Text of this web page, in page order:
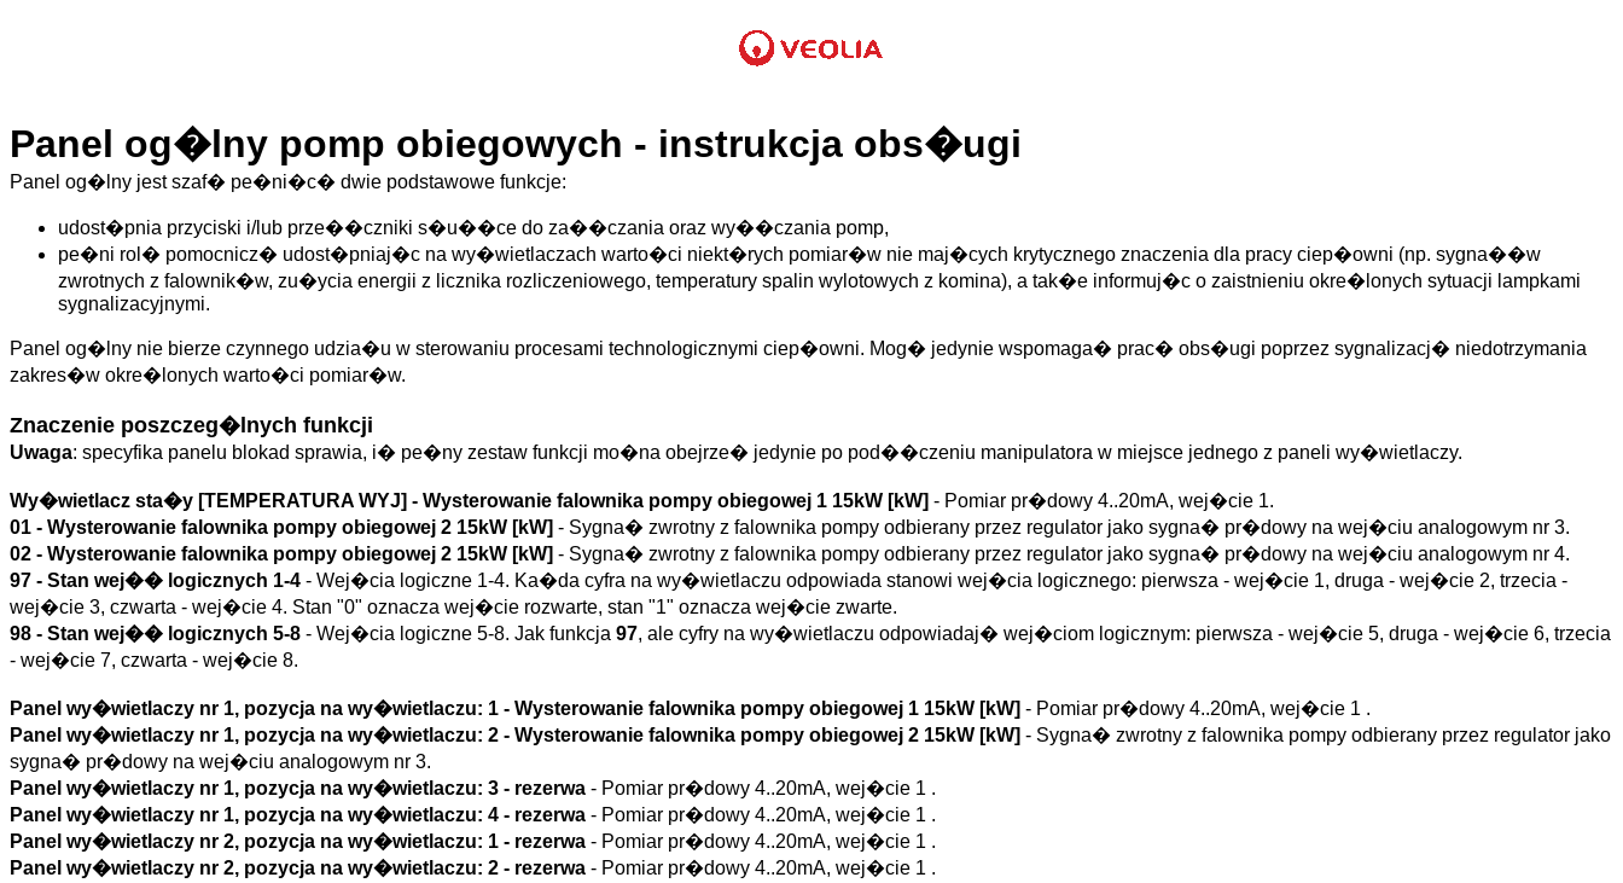
Panel og�lny pomp obiegowych - instrukcja obs�ugi
Panel og�lny jest szaf� pe�ni�c� dwie podstawowe funkcje:
udost�pnia przyciski i/lub prze��czniki s�u��ce do za��czania oraz wy��czania pomp,
pe�ni rol� pomocnicz� udost�pniaj�c na wy�wietlaczach warto�ci niekt�rych pomiar�w nie maj�cych krytycznego znaczenia dla pracy ciep�owni (np. sygna��w
zwrotnych z falownik�w, zu�ycia energii z licznika rozliczeniowego, temperatury spalin wylotowych z komina), a tak�e informuj�c o zaistnieniu okre�lonych sytuacji lampkami
sygnalizacyjnymi.
Panel og�lny nie bierze czynnego udzia�u w sterowaniu procesami technologicznymi ciep�owni. Mog� jedynie wspomaga� prac� obs�ugi poprzez sygnalizacj� niedotrzymania
zakres�w okre�lonych warto�ci pomiar�w.
Znaczenie poszczeg�lnych funkcji
Uwaga: specyfika panelu blokad sprawia, i� pe�ny zestaw funkcji mo�na obejrze� jedynie po pod��czeniu manipulatora w miejsce jednego z paneli wy�wietlaczy.
Wy�wietlacz sta�y [TEMPERATURA WYJ] - Wysterowanie falownika pompy obiegowej 1 15kW [kW] - Pomiar pr�dowy 4..20mA, wej�cie 1.
01 - Wysterowanie falownika pompy obiegowej 2 15kW [kW] - Sygna� zwrotny z falownika pompy odbierany przez regulator jako sygna� pr�dowy na wej�ciu analogowym nr 3.
02 - Wysterowanie falownika pompy obiegowej 2 15kW [kW] - Sygna� zwrotny z falownika pompy odbierany przez regulator jako sygna� pr�dowy na wej�ciu analogowym nr 4.
97 - Stan wej�� logicznych 1-4 - Wej�cia logiczne 1-4. Ka�da cyfra na wy�wietlaczu odpowiada stanowi wej�cia logicznego: pierwsza - wej�cie 1, druga - wej�cie 2, trzecia -
wej�cie 3, czwarta - wej�cie 4. Stan "0" oznacza wej�cie rozwarte, stan "1" oznacza wej�cie zwarte.
98 - Stan wej�� logicznych 5-8 - Wej�cia logiczne 5-8. Jak funkcja 97, ale cyfry na wy�wietlaczu odpowiadaj� wej�ciom logicznym: pierwsza - wej�cie 5, druga - wej�cie 6, trzecia
- wej�cie 7, czwarta - wej�cie 8.
Panel wy�wietlaczy nr 1, pozycja na wy�wietlaczu: 1 - Wysterowanie falownika pompy obiegowej 1 15kW [kW] - Pomiar pr�dowy 4..20mA, wej�cie 1 .
Panel wy�wietlaczy nr 1, pozycja na wy�wietlaczu: 2 - Wysterowanie falownika pompy obiegowej 2 15kW [kW] - Sygna� zwrotny z falownika pompy odbierany przez regulator jako
sygna� pr�dowy na wej�ciu analogowym nr 3.
Panel wy�wietlaczy nr 1, pozycja na wy�wietlaczu: 3 - rezerwa - Pomiar pr�dowy 4..20mA, wej�cie 1 .
Panel wy�wietlaczy nr 1, pozycja na wy�wietlaczu: 4 - rezerwa - Pomiar pr�dowy 4..20mA, wej�cie 1 .
Panel wy�wietlaczy nr 2, pozycja na wy�wietlaczu: 1 - rezerwa - Pomiar pr�dowy 4..20mA, wej�cie 1 .
Panel wy�wietlaczy nr 2, pozycja na wy�wietlaczu: 2 - rezerwa - Pomiar pr�dowy 4..20mA, wej�cie 1 .